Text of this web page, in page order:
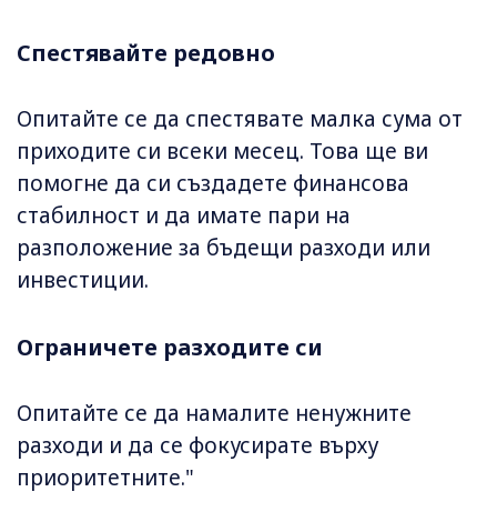
Спестявайте редовно
Опитайте се да спестявате малка сума от
приходите си всеки месец. Това ще ви
помогне да си създадете финансова
стабилност и да имате пари на
разположение за бъдещи разходи или
инвестиции.
Ограничете разходите си
Опитайте се да намалите ненужните
разходи и да се фокусирате върху
приоритетните."